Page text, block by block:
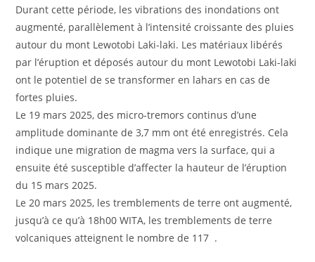
Durant cette période, les vibrations des inondations ont
augmenté, parallèlement à l’intensité croissante des pluies
autour du mont Lewotobi Laki-laki. Les matériaux libérés
par l’éruption et déposés autour du mont Lewotobi Laki-laki
ont le potentiel de se transformer en lahars en cas de
fortes pluies.
Le 19 mars 2025, des micro-tremors continus d’une
amplitude dominante de 3,7 mm ont été enregistrés. Cela
indique une migration de magma vers la surface, qui a
ensuite été susceptible d’affecter la hauteur de l’éruption
du 15 mars 2025.
Le 20 mars 2025, les tremblements de terre ont augmenté,
jusqu’à ce qu’à 18h00 WITA, les tremblements de terre
volcaniques atteignent le nombre de 117 .